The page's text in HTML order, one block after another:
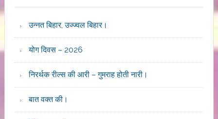
उन्नत बिहार, उज्ज्वल बिहार।
योग दिवस – 2026
निरर्थक रील्स की आरी – गुमराह होती नारी।
बात वक्त की।